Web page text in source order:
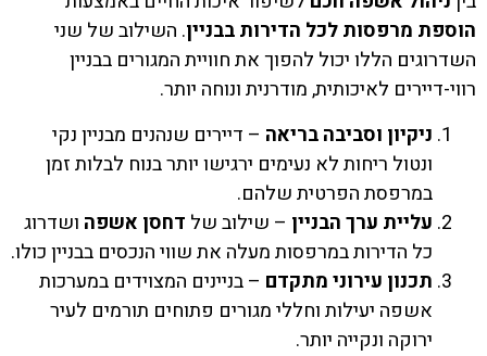
הוספת מרפסות לכל הדירות בבניין. השילוב של שני
השדרוגים הללו יכול להפוך את חוויית המגורים בבניין
רווי-דיירים לאיכותית, מודרנית ונוחה יותר.
ניקיון וסביבה בריאה – דיירים שנהנים מבניין נקי
ונטול ריחות לא נעימים ירגישו יותר בנוח לבלות זמן
במרפסת הפרטית שלהם.
עליית ערך הבניין – שילוב של דחסן אשפה ושדרוג
כל הדירות במרפסות מעלה את שווי הנכסים בבניין כולו.
תכנון עירוני מתקדם – בניינים המצוידים במערכות
אשפה יעילות וחללי מגורים פתוחים תורמים לעיר
ירוקה ונקייה יותר.